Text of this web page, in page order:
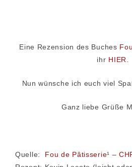
Eine Rezension des Buches
ihr HIER
Nun wünsche ich euch viel
Ganz liebe Grüße
Quelle: Fou de Pâtisserie¹ –